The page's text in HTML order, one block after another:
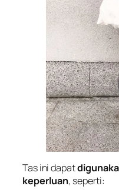
Tas ini dapat
keperluan, seperti: